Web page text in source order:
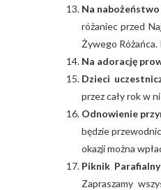
Na
różaniec przed
Żywego Różańca.
Na adorację
Dzieci
przez cały rok w
Odnowienie
będzie
okazji można
Piknik Parafialny
Zapraszamy